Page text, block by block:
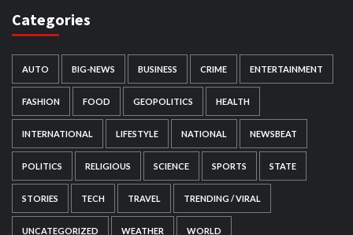
Categories
AUTO BIG-NEWS BUSINESS CRIME ENTERTAINMENT
FASHION FOOD GEOPOLITICS HEALTH
INTERNATIONAL LIFESTYLE NATIONAL NEWSBEAT
POLITICS RELIGIOUS SCIENCE SPORTS STATE
STORIES TECH TRAVEL TRENDING / VIRAL
UNCATEGORIZED WEATHER WORLD